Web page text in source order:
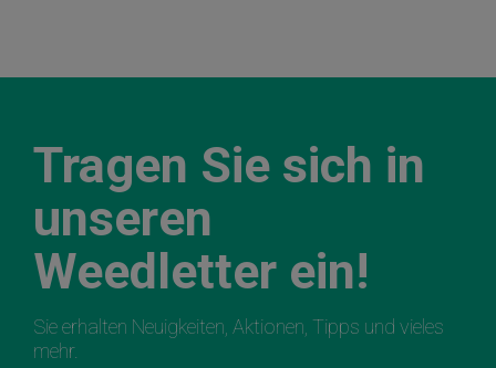
Tragen Sie sich in
unseren
Weedletter ein!
Sie erhalten Neuigkeiten, Aktionen, Tipps und vieles
mehr.